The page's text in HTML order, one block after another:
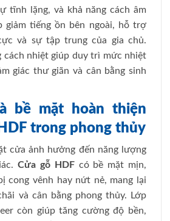
tĩnh lặng, và khả năng cách âm
giảm tiếng ồn bên ngoài, hỗ trợ
và sự tập trung của gia chủ.
cách nhiệt giúp duy trì mức nhiệt
giác thư giãn và cân bằng sinh
bề mặt hoàn thiện
trong phong thủy
cửa ảnh hưởng đến năng lượng
Cửa gỗ HDFcó bề mặt mịn,
cong vênh hay nứt nẻ, mang lại
và cân bằng phong thủy. Lớp
còn giúp tăng cường độ bền,